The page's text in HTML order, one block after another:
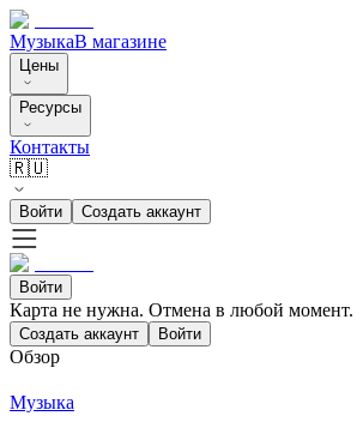
МузыкаВ магазине
Цены
Ресурсы
Контакты
🇷🇺
Войти Создать аккаунт
Войти
Карта не нужна. Отмена в любой момент.
Создать аккаунт Войти
Обзор
Музыка